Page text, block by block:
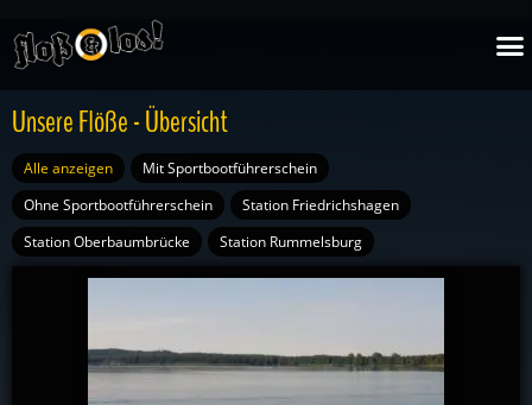
Inhalt
springen
Unsere Flöße - Übersicht
Alle anzeigen
Mit Sportbootführerschein
Ohne Sportbootführerschein
Station Friedrichshagen
Station Oberbaumbrücke
Station Rummelsburg